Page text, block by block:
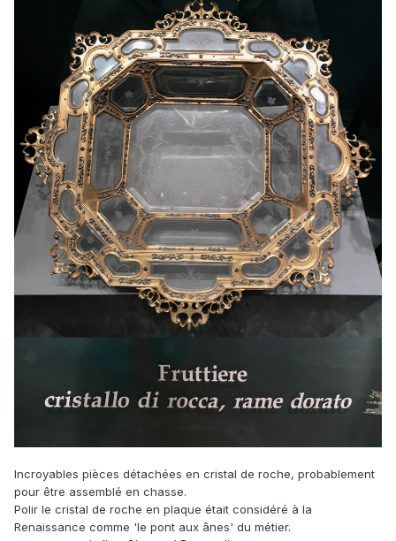
Incroyables pièces détachées en cristal de roche, probablement
pour être assemblé en chasse.
Polir le cristal de roche en plaque était considéré à la
Renaissance comme 'le pont aux ânes' du métier.